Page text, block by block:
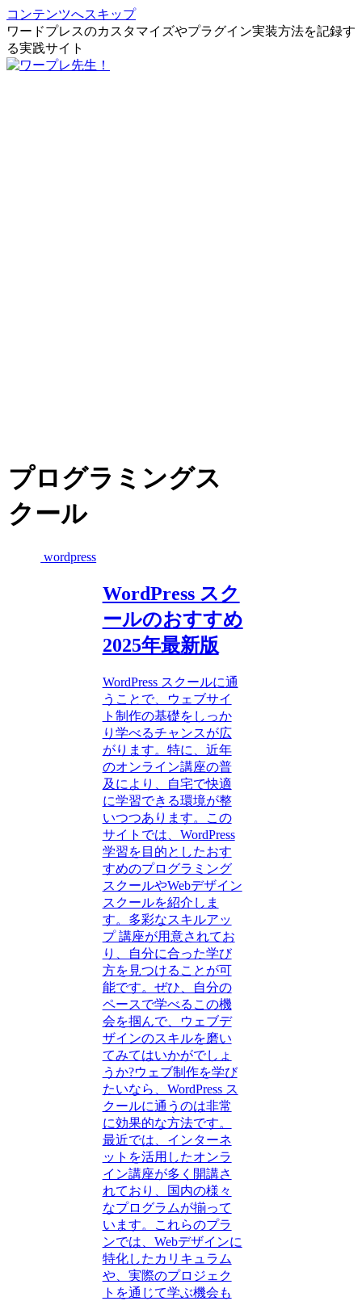
コンテンツへスキップ
ワードプレスのカスタマイズやプラグイン実装方法を記録す
る実践サイト
プログラミングス
クール
wordpress
WordPress スク
ールのおすすめ
2025年最新版
WordPress スクールに通
うことで、ウェブサイ
ト制作の基礎をしっか
り学べるチャンスが広
がります。特に、近年
のオンライン講座の普
及により、自宅で快適
に学習できる環境が整
いつつあります。この
サイトでは、WordPress
学習を目的としたおす
すめのプログラミング
スクールやWebデザイン
スクールを紹介しま
す。多彩なスキルアッ
プ 講座が用意されてお
り、自分に合った学び
方を見つけることが可
能です。ぜひ、自分の
ペースで学べるこの機
会を掴んで、ウェブデ
ザインのスキルを磨い
てみてはいかがでしょ
うか?ウェブ制作を学び
たいなら、WordPress ス
クールに通うのは非常
に効果的な方法です。
最近では、インターネ
ットを活用したオンラ
イン講座が多く開講さ
れており、国内の様々
なプログラムが揃って
います。これらのプラ
ンでは、Webデザインに
特化したカリキュラム
や、実際のプロジェク
トを通じて学ぶ機会も